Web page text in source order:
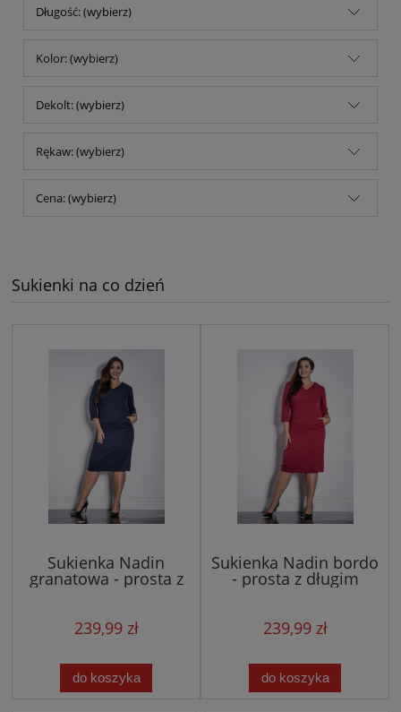
Długość: (wybierz)
Kolor: (wybierz)
Dekolt: (wybierz)
Rękaw: (wybierz)
Cena: (wybierz)
Sukienki na co dzień
Sukienka Nadin
granatowa - prosta z
długim rękawem
239,99 zł
do koszyka
Sukienka Nadin bordo
- prosta z długim
239,99 zł
do koszyka